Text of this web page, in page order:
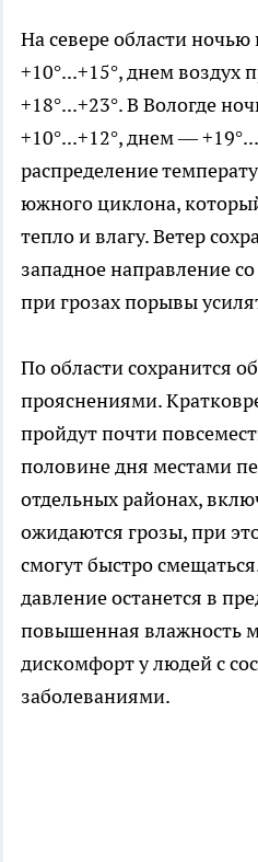
На севере области
+10°...+15°, днем воздух
+18°...+23°. В Вологде
+10°...+12°, днем —
распределение
южного циклона,
тепло и влагу. Ветер
западное направление
при грозах порывы
По области сохранится
прояснениями.
пройдут почти
половине дня местами
отдельных районах,
ожидаются грозы, при
смогут быстро
давление останется в
повышенная влажность
дискомфорт у людей с
заболеваниями.